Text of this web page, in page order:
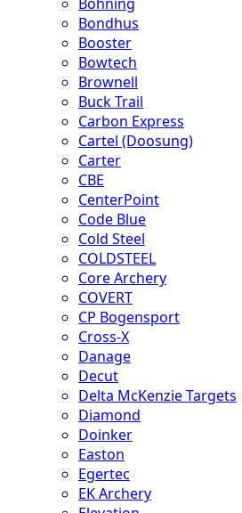
Bondhus
Booster
Bowtech
Brownell
Buck Trail
Carbon Express
Cartel (Doosung)
Carter
CBE
CenterPoint
Code Blue
Cold Steel
COLDSTEEL
Core Archery
COVERT
CP Bogensport
Cross-X
Danage
Decut
Delta McKenzie Targets
Diamond
Doinker
Easton
Egertec
EK Archery